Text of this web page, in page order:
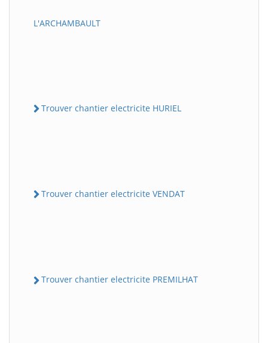
L'ARCHAMBAULT
Trouver chantier electricite HURIEL
Trouver chantier electricite VENDAT
Trouver chantier electricite PREMILHAT